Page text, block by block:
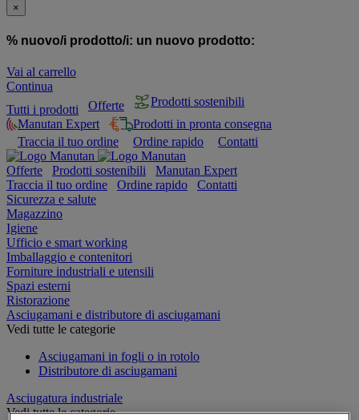
×
% nuovo/i prodotto/i: un nuovo prodotto:
Vai al carrello
Continua
Tutti i prodotti
Offerte
Prodotti sostenibili
Manutan Expert
Prodotti in pronta consegna
Traccia il tuo ordine
Ordine rapido Contatti
Offerte Prodotti sostenibili
Manutan Expert
Traccia il tuo ordine
Ordine rapido
Contatti
Sicurezza e salute
Magazzino
Igiene
Ufficio e smart working
Imballaggio e contenitori
Forniture industriali e utensili
Spazi esterni
Ristorazione
Asciugamani e distributore di asciugamani
Vedi tutte le categorie
Asciugamani in fogli o in rotolo
Distributore di asciugamani
Asciugatura industriale
Vedi tutte le categorie